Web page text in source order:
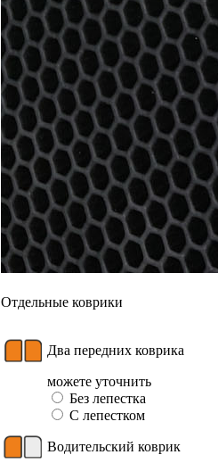
Отдельные коврики
Два передних коврика
можете уточнить
Без лепестка
С лепестком
Водительский коврик